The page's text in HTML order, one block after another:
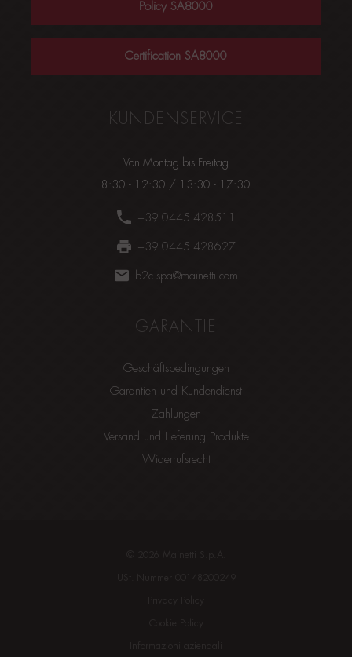
Policy SA8000
Certification SA8000
KUNDENSERVICE
Von Montag bis Freitag
8:30 - 12:30 / 13:30 - 17:30
+39 0445 428511
+39 0445 428627
b2c.spa@mainetti.com
GARANTIE
Geschäftsbedingungen
Garantien und Kundendienst
Zahlungen
Versand und Lieferung Produkte
Widerrufsrecht